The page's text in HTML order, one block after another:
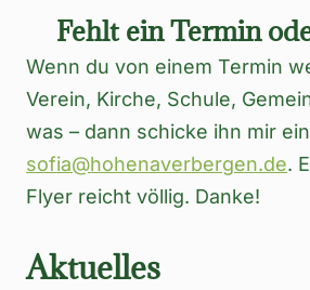
Fehlt ein Termin
Wenn du von einem Termin
Verein, Kirche, Schule,
was – dann schicke ihn mir
sofia@hohenaverbergen.de.
Flyer reicht völlig. Danke!
Aktuelles